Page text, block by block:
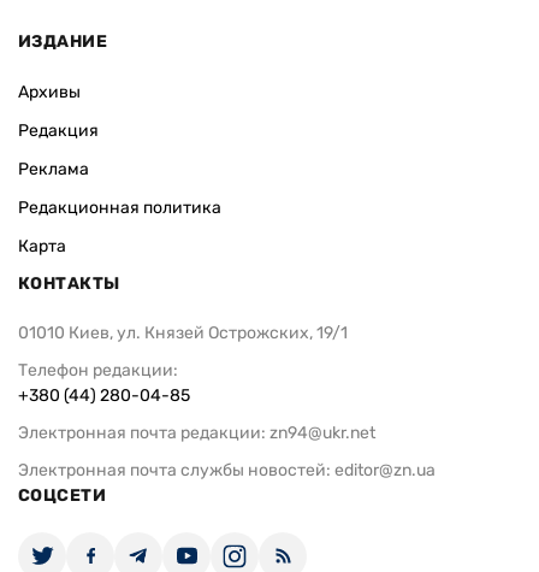
ИЗДАНИЕ
Архивы
Редакция
Реклама
Редакционная политика
Карта
КОНТАКТЫ
01010 Киев, ул. Князей Острожских, 19/1
Телефон редакции:
+380 (44) 280-04-85
Электронная почта редакции: zn94@ukr.net
Электронная почта службы новостей: editor@zn.ua
СОЦСЕТИ